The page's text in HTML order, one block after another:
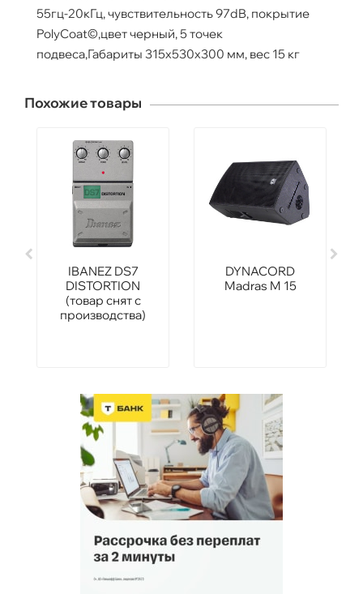
55гц-20кГц, чувствительность 97dB, покрытие
PolyCoat©,цвет черный, 5 точек
подвеса,Габариты 315х530х300 мм, вес 15 кг
Похожие товары
IBANEZ DS7
DISTORTION
(товар снят с
производства)
DYNACORD
Madras M 15